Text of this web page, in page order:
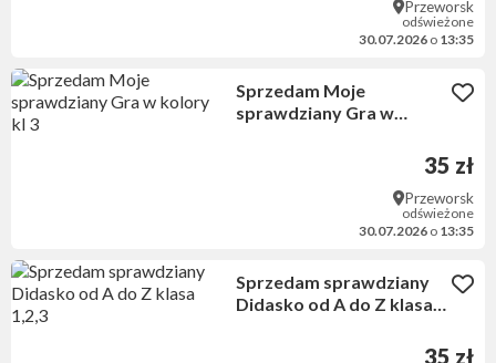
Przeworsk
odświeżone
30.07.2026 o 13:35
Sprzedam Moje
sprawdziany Gra w
35 zł
Przeworsk
odświeżone
30.07.2026 o 13:35
Sprzedam sprawdziany
Didasko od A do Z klasa
35 zł